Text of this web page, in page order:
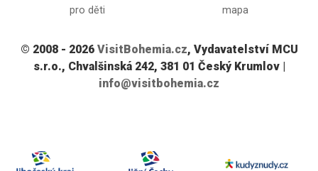
pro děti mapa
© 2008 - 2026 VisitBohemia.cz, Vydavatelství MCU
s.r.o., Chvalšinská 242, 381 01 Český Krumlov |
info@visitbohemia.cz